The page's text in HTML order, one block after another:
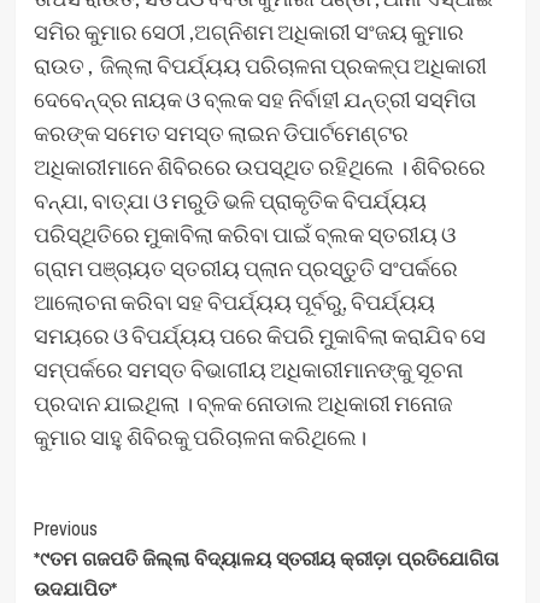
ସମିର କୁମାର ସେଠୀ ,ଅଗ୍ନିଶମ ଅଧିକାରୀ ସଂଜୟ କୁମାର
ରାଉତ , ଜିଲ୍ଲା ବିପର୍ଯ୍ୟୟ ପରିଚାଳନା ପ୍ରକଳ୍ପ ଅଧିକାରୀ
ଦେବେନ୍ଦ୍ର ନାୟକ ଓ ବ୍ଲକ ସହ ନିର୍ବାହୀ ଯନ୍ତ୍ରୀ ସସ୍ମିତା
କରଙ୍କ ସମେତ ସମସ୍ତ ଲାଇନ ଡିପାର୍ଟମେଣ୍ଟର
ଅଧିକାରୀମାନେ ଶିବିରରେ ଉପସ୍ଥିତ ରହିଥିଲେ । ଶିବିରରେ
ବନ୍ଯା, ବାତ୍ଯା ଓ ମରୁଡି ଭଳି ପ୍ରାକୃତିକ ବିପର୍ଯ୍ୟୟ
ପରିସ୍ଥିତିରେ ମୁକାବିଲା କରିବା ପାଇଁ ବ୍ଲକ ସ୍ତରୀୟ ଓ
ଗ୍ରାମ ପଞ୍ଚାୟତ ସ୍ତରୀୟ ପ୍ଲାନ ପ୍ରସ୍ତୁତି ସଂପର୍କରେ
ଆଲୋଚନା କରିବା ସହ ବିପର୍ଯ୍ୟୟ ପୂର୍ବରୁ, ବିପର୍ଯ୍ୟୟ
ସମୟରେ ଓ ବିପର୍ଯ୍ୟୟ ପରେ କିପରି ମୁକାବିଲା କରାଯିବ ସେ
ସମ୍ପର୍କରେ ସମସ୍ତ ବିଭାଗୀୟ ଅଧିକାରୀମାନଙ୍କୁ ସୂଚନା
ପ୍ରଦାନ ଯାଇଥିଲା । ବ୍ଳକ ନୋଡାଲ ଅଧିକାରୀ ମନୋଜ
କୁମାର ସାହୁ ଶିବିରକୁ ପରିଚାଳନା କରିଥିଲେ।
Post
Navigation
Previous
*୯ତମ ଗଜପତି ଜିଲ୍ଲା ବିଦ୍ୟାଳୟ ସ୍ତରୀୟ କ୍ରୀଡ଼ା ପ୍ରତିଯୋଗିତା
ଉଦଯାପିତ*